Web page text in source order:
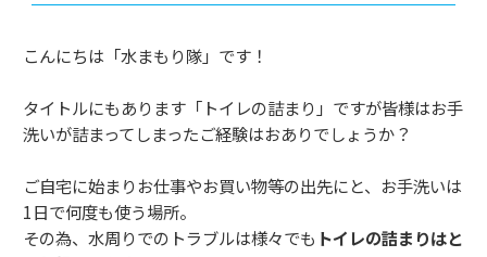
こんにちは「水まもり隊」です！
タイトルにもあります「トイレの詰まり」ですが皆様はお手
洗いが詰まってしまったご経験はおありでしょうか？
ご自宅に始まりお仕事やお買い物等の出先にと、お手洗いは
1日で何度も使う場所。
その為、水周りでのトラブルは様々でも トイレの詰まりはと